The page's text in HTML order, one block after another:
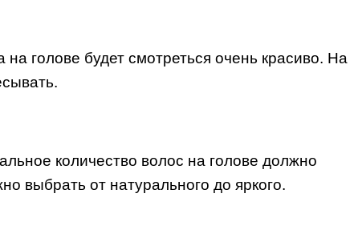
голове будет смотреться очень красиво. На
количество волос на голове должно
выбрать от натурального до яркого.